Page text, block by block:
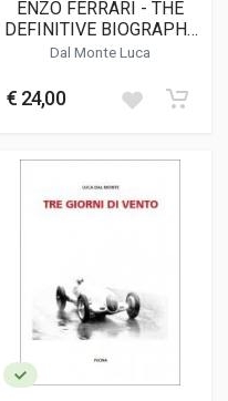
ENZO FERRARI - THE
DEFINITIVE BIOGRAPHY
OF AN ICON
Dal Monte Luca
€ 24,00